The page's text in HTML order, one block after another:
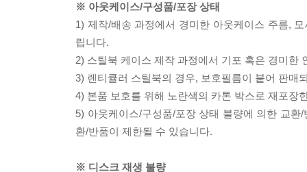
※ 아웃케이스/구성품/포장 상태
1) 제작/배송 과정에서 경미한 아웃케이스 주름,
립니다.
2) 스틸북 케이스 제작 과정에서 기포 혹은 경미한
3) 렌티큘러 스틸북의 경우, 보호필름이 붙어 판매
4) 본품 보호를 위해 노란색의 카톤 박스로 재포장
5) 아웃케이스/구성품/포장 상태 불량에 의한 교
환/반품이 제한될 수 있습니다.
※ 디스크 재생 불량